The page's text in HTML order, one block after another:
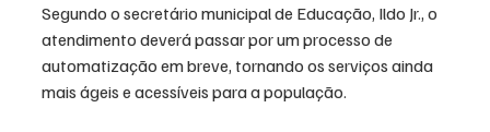
Segundo o secretário municipal de Educação, Ildo Jr., o
atendimento deverá passar por um processo de
automatização em breve, tornando os serviços ainda
mais ágeis e acessíveis para a população.